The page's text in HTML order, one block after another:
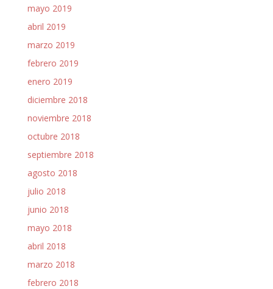
mayo 2019
abril 2019
marzo 2019
febrero 2019
enero 2019
diciembre 2018
noviembre 2018
octubre 2018
septiembre 2018
agosto 2018
julio 2018
junio 2018
mayo 2018
abril 2018
marzo 2018
febrero 2018